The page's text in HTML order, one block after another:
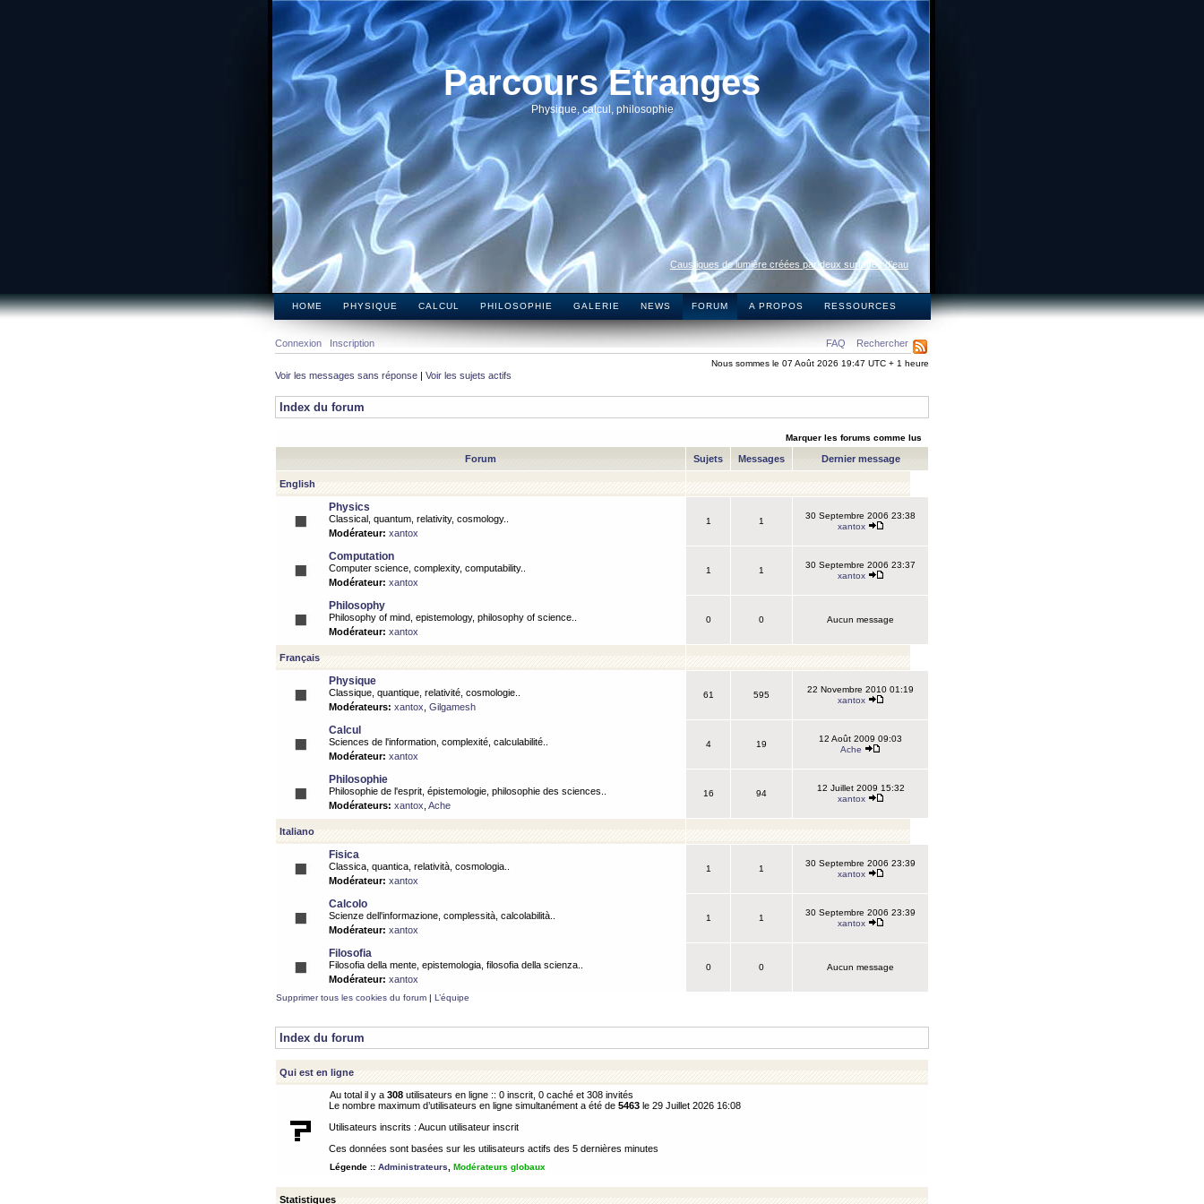
Parcours Etranges
Physique, calcul, philosophie
Caustiques de lumière créées par deux surfaces d’eau
HOME PHYSIQUE CALCUL PHILOSOPHIE GALERIE NEWS FORUM A PROPOS RESSOURCES
FAQ Rechercher
Connexion Inscription
Nous sommes le 07 Août 2026 19:47 UTC + 1 heure
Voir les messages sans réponse | Voir les sujets actifs
Index du forum
Marquer les forums comme lus
Forum Sujets Messages Dernier message
English
Physics
Classical, quantum, relativity, cosmology..
Modérateur: xantox
1 1
30 Septembre 2006 23:38
xantox
Computation
Computer science, complexity, computability..
Modérateur: xantox
1 1
30 Septembre 2006 23:37
xantox
Philosophy
Philosophy of mind, epistemology, philosophy of science..
Modérateur: xantox
0 0 Aucun message
Français
Physique
Classique, quantique, relativité, cosmologie..
Modérateurs: xantox Gilgamesh
61 595
22 Novembre 2010 01:19
xantox
Calcul
Sciences de l'information, complexité, calculabilité..
Modérateur: xantox
4 19
12 Août 2009 09:03
Ache
Philosophie
Philosophie de l'esprit, épistemologie, philosophie des sciences..
Modérateurs: xantox Ache
16 94
12 Juillet 2009 15:32
xantox
Italiano
Fisica
Classica, quantica, relatività, cosmologia..
Modérateur: xantox
1 1
30 Septembre 2006 23:39
xantox
Calcolo
Scienze dell'informazione, complessità, calcolabilità..
Modérateur: xantox
1 1
30 Septembre 2006 23:39
xantox
Filosofia
Filosofia della mente, epistemologia, filosofia della scienza..
Modérateur: xantox
0 0 Aucun message
Supprimer tous les cookies du forum | L’équipe
Index du forum
Qui est en ligne
Au total il y a 308 utilisateurs en ligne :: 0 inscrit, 0 caché et 308 invités
Le nombre maximum d’utilisateurs en ligne simultanément a été de 5463 le 29 Juillet 2026 16:08
Utilisateurs inscrits : Aucun utilisateur inscrit
Ces données sont basées sur les utilisateurs actifs des 5 dernières minutes
Légende :: Administrateurs Modérateurs globaux
Statistiques